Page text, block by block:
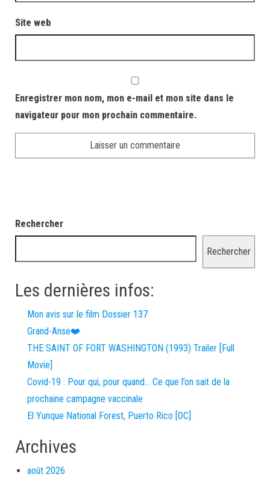
Site web
Enregistrer mon nom, mon e-mail et mon site dans le
navigateur pour mon prochain commentaire.
Rechercher
Rechercher
Les dernières infos:
Mon avis sur le film Dossier 137
Grand-Anse❤️
THE SAINT OF FORT WASHINGTON (1993) Trailer [Full
Movie]
Covid-19 : Pour qui, pour quand… Ce que l’on sait de la
prochaine campagne vaccinale
El Yunque National Forest, Puerto Rico [OC]
Archives
août 2026